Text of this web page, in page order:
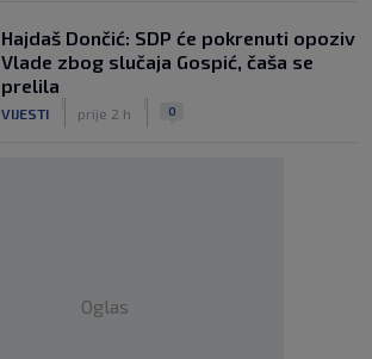
Hajdaš Dončić: SDP će pokrenuti opoziv
Vlade zbog slučaja Gospić, čaša se
prelila
VIJESTI prije 2 h 0
Oglas